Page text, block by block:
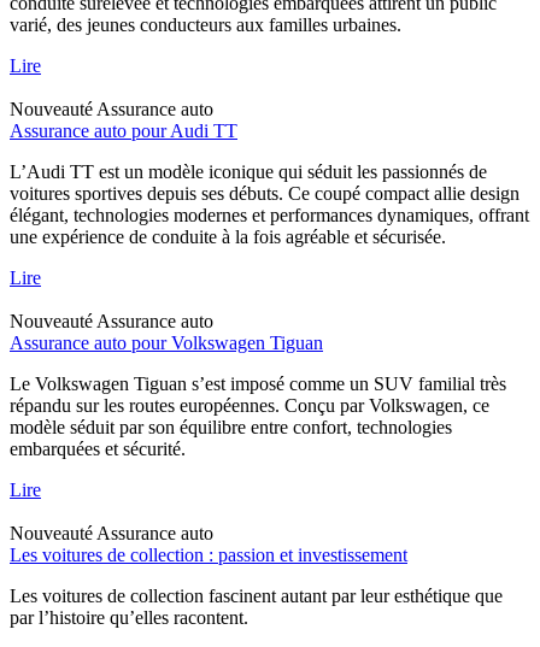
varié, des jeunes conducteurs aux familles urbaines.
Lire
Nouveauté Assurance auto
Assurance auto pour Audi TT
L’Audi TT est un modèle iconique qui séduit les passionnés de
voitures sportives depuis ses débuts. Ce coupé compact allie design
élégant, technologies modernes et performances dynamiques, offrant
une expérience de conduite à la fois agréable et sécurisée.
Lire
Nouveauté Assurance auto
Assurance auto pour Volkswagen Tiguan
Le Volkswagen Tiguan s’est imposé comme un SUV familial très
répandu sur les routes européennes. Conçu par Volkswagen, ce
modèle séduit par son équilibre entre confort, technologies
embarquées et sécurité.
Lire
Nouveauté Assurance auto
Les voitures de collection : passion et investissement
Les voitures de collection fascinent autant par leur esthétique que
par l’histoire qu’elles racontent.